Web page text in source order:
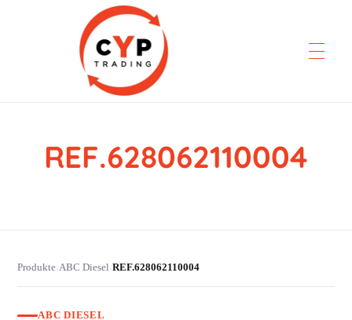
CYP Trading
Professionelle Ersatzteilbeschaffung
REF.628062110004
Produkte›ABC Diesel›REF.628062110004
ABC DIESEL